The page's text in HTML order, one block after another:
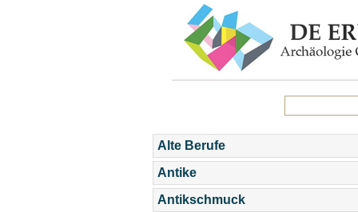
Alte Berufe
Antike
Antikschmuck